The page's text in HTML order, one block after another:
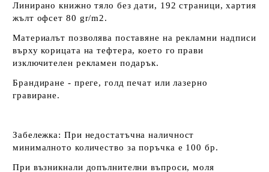
Линирано книжно тяло без дати, 192 страници, хартия
жълт офсет 80 gr/m2.
Материалът позволява поставяне на рекламни надписи
върху корицата на тефтера, което го прави
изключителен рекламен подарък.
Брандиране - преге, голд печат или лазерно
гравиране.
Забележка: При недостатъчна наличност
минималното количество за поръчка е 100 бр.
При възникнали допълнителни въпроси, моля